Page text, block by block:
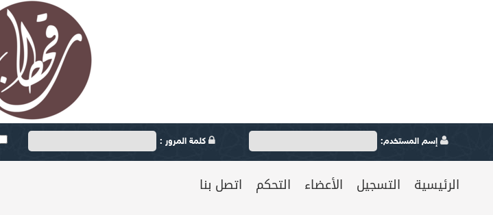
إسم المستخدم: كلمة المرور :
الرئيسية التسجيل الأعضاء التحكم اتصل بنا